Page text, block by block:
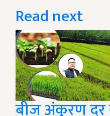
Read next
बीज अंकुरण दर